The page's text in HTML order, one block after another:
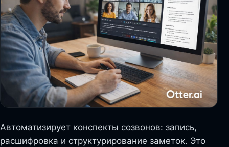
Автоматизирует конспекты созвонов: запись,
расшифровка и структурирование заметок. Это